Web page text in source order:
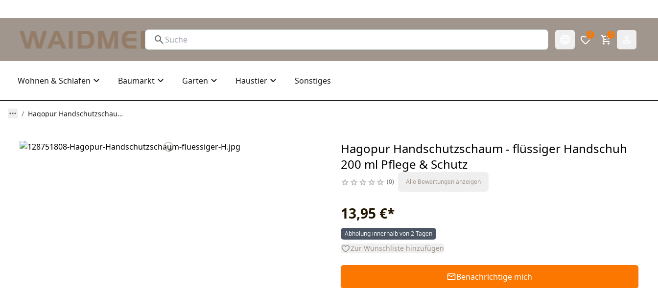
0 0
Wohnen & Schlafen Baumarkt Garten Haustier Sonstiges
Hagopur Handschutzschaum - flüssiger Handschuh 200 ml Pflege & Schutz
Hagopur Handschutzschaum - flüssiger Handschuh
200 ml Pflege & Schutz
0 Alle Bewertungen anzeigen
13,95 €*
Abholung innerhalb von 2 Tagen
Zur Wunschliste hinzufügen
Benachrichtige mich